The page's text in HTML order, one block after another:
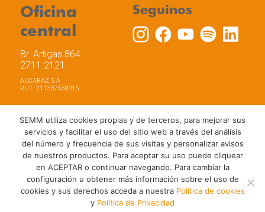
Oficina
central
Br. Artigas 864
2711 2121
ALCARAZ S.A
RUT: 211337530015
Seguinos
Trabaja con nosotros
Política de privacidad
Términos y Condiciones de Uso
Política de Cookies
SEMM utiliza cookies propias y de terceros, para mejorar sus
servicios y facilitar el uso del sitio web a través del análisis
del número y frecuencia de sus visitas y personalizar avisos
de nuestros productos. Para aceptar su uso puede cliquear
en ACEPTAR o continuar navegando. Para cambiar la
configuración u obtener más información sobre el uso de
cookies y sus derechos acceda a nuestra Política de cookies
y Política de Privacidad